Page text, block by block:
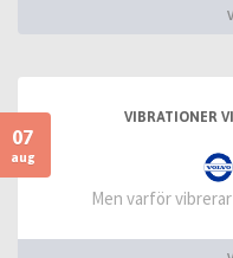
07
aug
VIBRATIONER
Men varför